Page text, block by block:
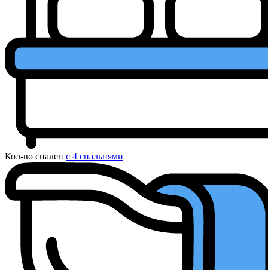
Кол-во спален с 4 спальнями